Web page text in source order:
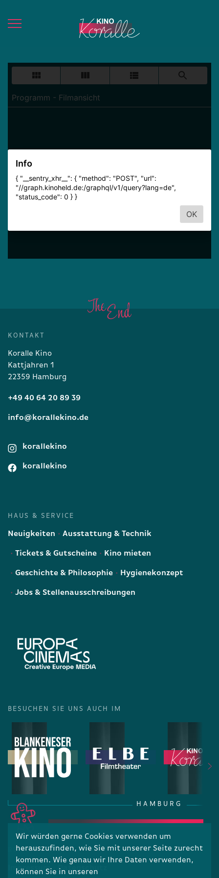
Wir würden gerne Cookies verwenden um
herauszufinden, wie Sie mit unserer Seite zurecht
kommen. Wie genau wir Ihre Daten verwenden,
können Sie in unseren
KONTAKT
Koralle Kino
Kattjahren 1
22359 Hamburg
+49 40 64 20 89 39
info@korallekino.de
korallekino
korallekino
HAUS & SERVICE
Neuigkeiten Ausstattung & Technik
Tickets & Gutscheine Kino mieten
Geschichte & Philosophie Hygienekonzept
Jobs & Stellenausschreibungen
BESUCHEN SIE UNS AUCH IM
HAMBURG
RECHTLICHES
Impressum Datenschutz